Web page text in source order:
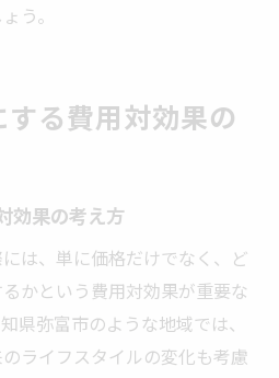
う。
る費用対効果の
効果の考え方
は、単に価格だけでなく、ど
かという費用対効果が重要な
県弥富市のような地域では、
ライフスタイルの変化も考慮